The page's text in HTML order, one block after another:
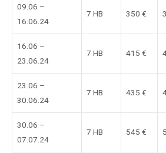
09.06 –
16.06.24
7 HB 350 €
16.06 –
23.06.24
7 HB 415 €
23.06 –
30.06.24
7 HB 435 €
30.06 –
07.07.24
7 HB 545 €